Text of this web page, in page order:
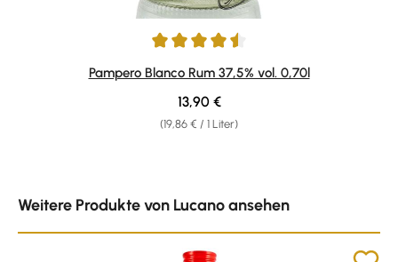
Durchschnittliche Bewertung von 4.5 von 5 Sternen
Pampero Blanco Rum 37,5% vol. 0,70l
(19,86 € / 1 Liter)
Regulärer Preis:
13,90 €
Weitere Produkte von Lucano ansehen